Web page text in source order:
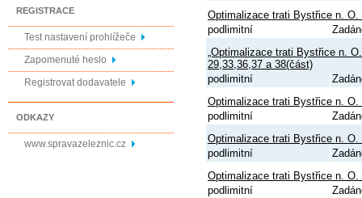
REGISTRACE
Test nastavení prohlížeče
Zapomenuté heslo
Registrovat dodavatele
ODKAZY
www.spravazeleznic.cz
Optimalizace trati Bystřice n.
podlimitní
„Optimalizace trati Bystřice n.
29,33,36,37 a 38(část)
podlimitní
Optimalizace trati Bystřice n.
podlimitní
Optimalizace trati Bystřice n.
podlimitní
Optimalizace trati Bystřice n.
podlimitní